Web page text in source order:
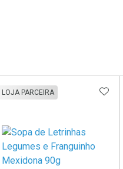
AOS FAVORITOS
LOJA PARCEIRA